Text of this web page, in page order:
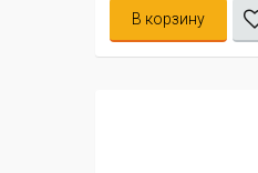
В корзину